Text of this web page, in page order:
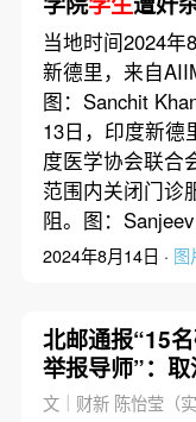
当地时间2024年
新德里，来自
图：Sanchit
13日，印度新德
度医学协会联合
范围内关闭门诊
阻。图：
2024年8月14日 · 图
北邮通报“15
举报导师”：
降为讲师
文｜财新 陈怡莹（